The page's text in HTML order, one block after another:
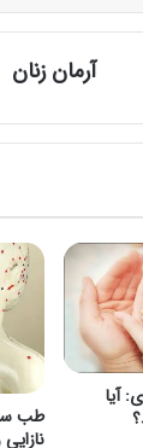
آرمان زنان
آیا
طب